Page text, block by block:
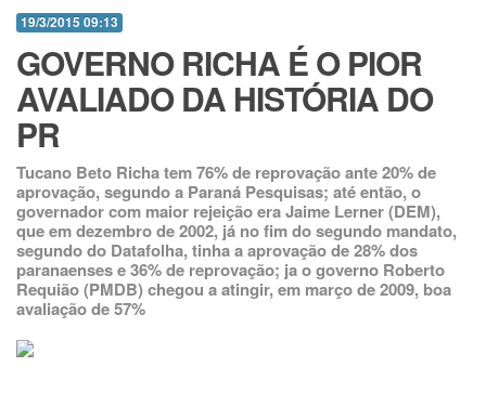
19/3/2015 09:13
GOVERNO RICHA É O PIOR
AVALIADO DA HISTÓRIA DO
PR
Tucano Beto Richa tem 76% de reprovação ante 20% de
aprovação, segundo a Paraná Pesquisas; até então, o
governador com maior rejeição era Jaime Lerner (DEM),
que em dezembro de 2002, já no fim do segundo mandato,
segundo do Datafolha, tinha a aprovação de 28% dos
paranaenses e 36% de reprovação; ja o governo Roberto
Requião (PMDB) chegou a atingir, em março de 2009, boa
avaliação de 57%